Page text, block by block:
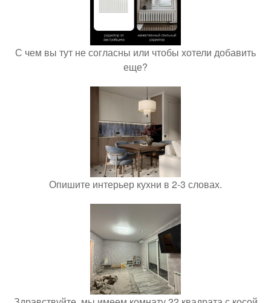
С чем вы тут не согласны или чтобы хотели добавить
еще?
Опишите интерьер кухни в 2-3 словах.